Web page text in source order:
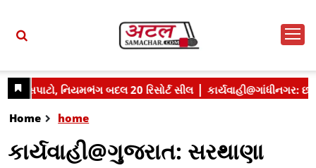
Home home
કાર્યવાહી@ગુજરાત: સરથાણા